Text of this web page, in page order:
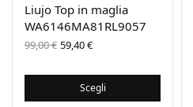
Liujo Top in maglia
WA6146MA81RL9057
99,00€ Il prezzo
originale
99,00 €.
59,40€Il
59,40 €.
Scegli